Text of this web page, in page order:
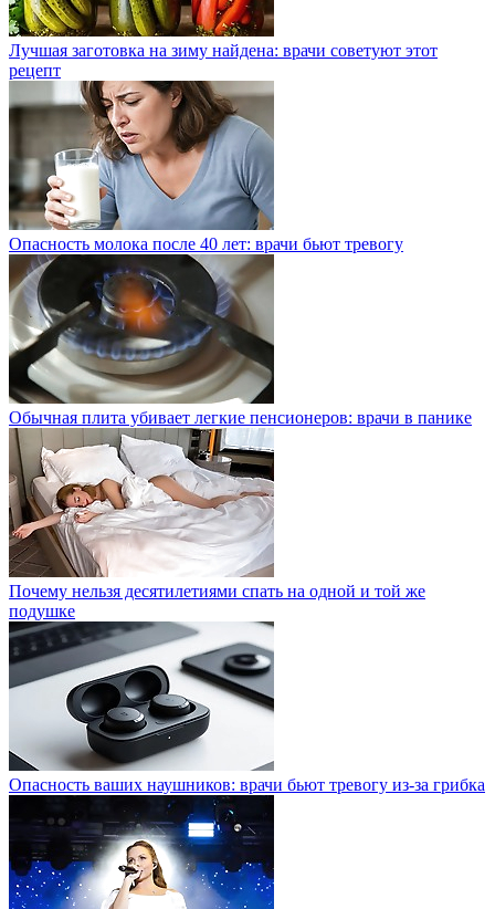
Лучшая заготовка на зиму найдена: врачи советуют этот
рецепт
Опасность молока после 40 лет: врачи бьют тревогу
Обычная плита убивает легкие пенсионеров: врачи в панике
Почему нельзя десятилетиями спать на одной и той же
подушке
Опасность ваших наушников: врачи бьют тревогу из-за грибка